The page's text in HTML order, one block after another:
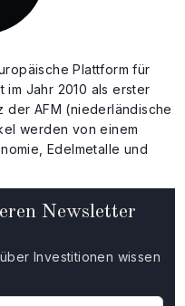
Newsletter
Investitionen wissen
Plattform für
Jahr 2010 als erster
der AFM (niederländische
werden von einem
Edelmetalle und